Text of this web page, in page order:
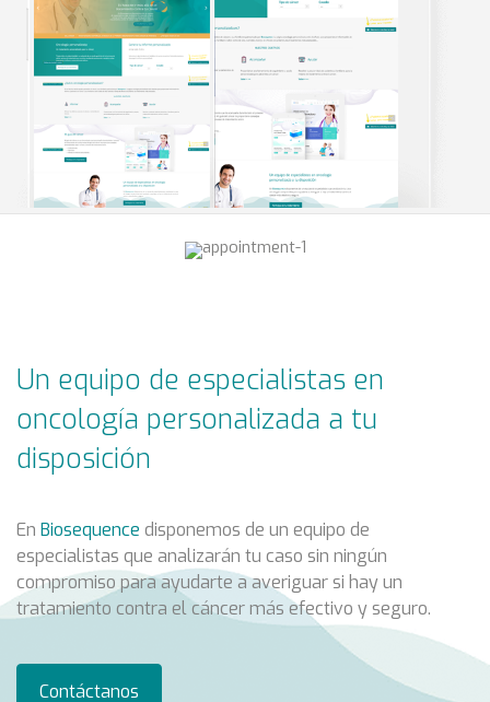
Un equipo de especialistas en
oncología personalizada a tu
disposición
En Biosequence disponemos de un equipo de
especialistas que analizarán tu caso sin ningún
compromiso para ayudarte a averiguar si hay un
tratamiento contra el cáncer más efectivo y seguro.
Contáctanos